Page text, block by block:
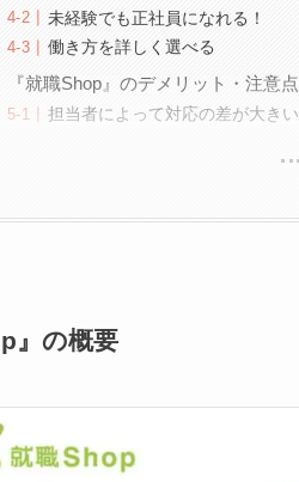
未経験でも正社員になれる！
働き方を詳しく選べる
『就職Shop』のデメリット・注意点
担当者によって対応の差が大きい
』の概要